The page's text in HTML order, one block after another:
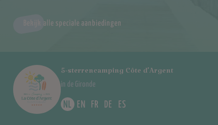
Bekijk alle speciale aanbiedingen
5-sterrencamping Côte d’Argent
in de Gironde
NL EN FR DE ES